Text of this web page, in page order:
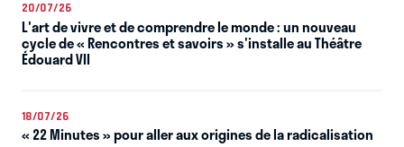
20/07/26
L'art de vivre et de comprendre le monde : un nouveau
cycle de « Rencontres et savoirs » s'installe au Théâtre
Édouard VII
18/07/26
« 22 Minutes » pour aller aux origines de la radicalisation